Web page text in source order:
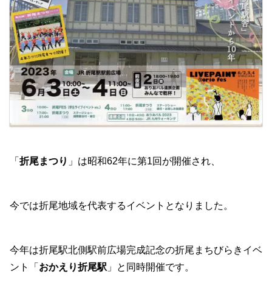
「 折尾まつり 」は昭和62年に第1回が開催され、
今では折尾地域を代表するイベントとなりました。
今年は折尾駅北側駅前広場完成記念の折尾まちびらきイベ
ント「 おかえり折尾駅 」と同時開催です。